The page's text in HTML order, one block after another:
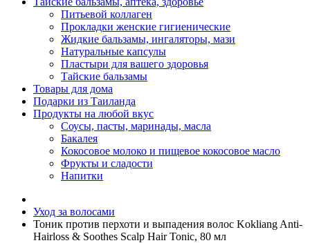
Питьевой коллаген
Прокладки женские гигиенические
Жидкие бальзамы, ингаляторы, мази
Натуральные капсулы
Пластыри для вашего здоровья
Тайские бальзамы
Товары для дома
Подарки из Таиланда
Продукты на любой вкус
Соусы, пасты, маринады, масла
Бакалея
Кокосовое молоко и пищевое кокосовое масло
Фрукты и сладости
Напитки
Уход за волосами
Тоник против перхоти и выпадения волос Kokliang Anti-
Hairloss & Soothes Scalp Hair Tonic, 80 мл